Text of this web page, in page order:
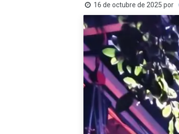
16 de octubre de 2025 por